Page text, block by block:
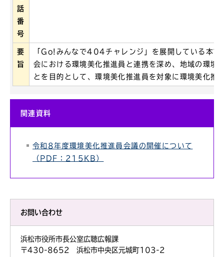
話
番
号
要
旨
「Go!みんなで404チャレンジ」を展開している本市
会における環境美化推進員と連携を深め、地域の環境
とを目的として、環境美化推進員を対象に環境美化推
関連資料
令和8年度環境美化推進員会議の開催について
（PDF：215KB）
お問い合わせ
浜松市役所市長公室広聴広報課
〒430-8652 浜松市中央区元城町103-2